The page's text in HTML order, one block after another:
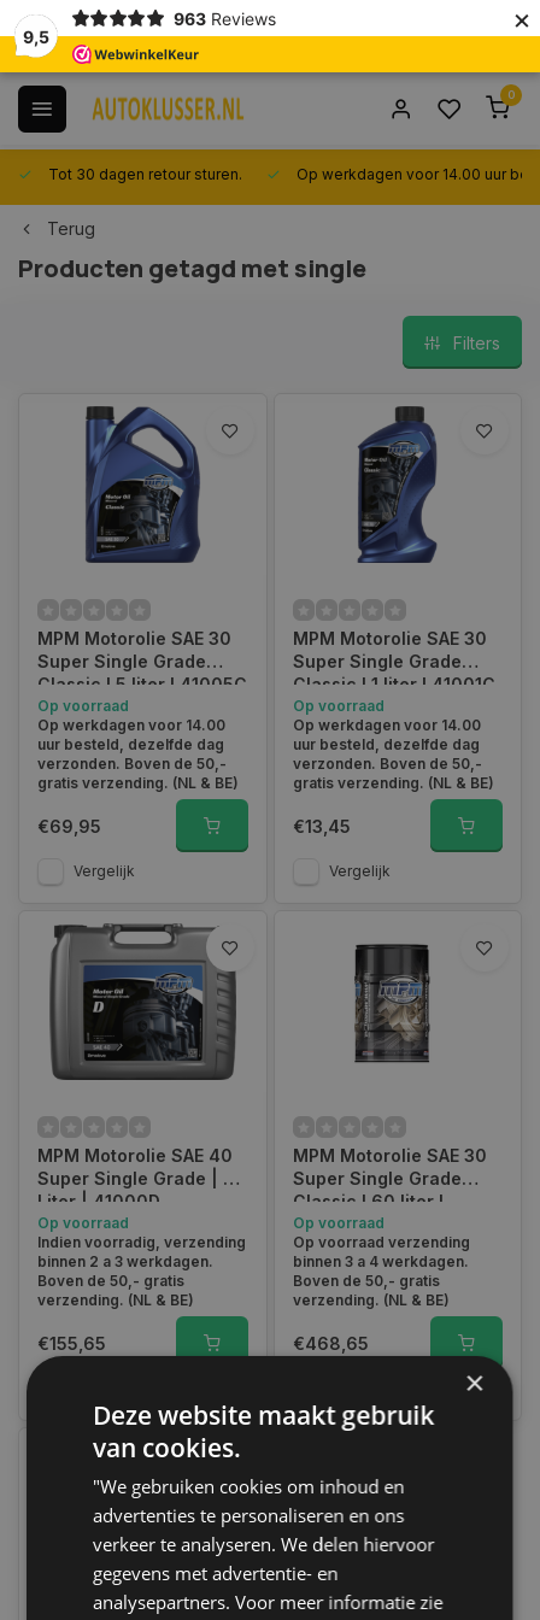
9,5
963 Reviews ×
0
Tot 30 dagen retour sturen. Op werkdagen voor 14.00 uur
Terug
Producten getagd met single
Filters
MPM Motorolie SAE 30
Super Single Grade
Classic l 5 liter l 41005C
Op voorraad
Op werkdagen voor 14.00
uur besteld, dezelfde dag
verzonden. Boven de 50,-
gratis verzending. (NL & BE)
€69,95
Vergelijk
MPM Motorolie SAE 30
Super Single Grade
Classic l 1 liter l 41001C
Op voorraad
Op werkdagen voor 14.00
uur besteld, dezelfde dag
verzonden. Boven de 50,-
gratis verzending. (NL & BE)
€13,45
Vergelijk
MPM Motorolie SAE 40
Super Single Grade | 20
Liter | 41000D
Op voorraad
Indien voorradig, verzending
binnen 2 a 3 werkdagen.
Boven de 50,- gratis
verzending. (NL & BE)
€155,65
MPM Motorolie SAE 30
Super Single Grade
Classic l 60 liter l
41060C
Op voorraad
Op voorraad verzending
binnen 3 a 4 werkdagen.
Boven de 50,- gratis
verzending. (NL & BE)
€468,65
×
Deze website maakt gebruik
van cookies.
"We gebruiken cookies om inhoud en
advertenties te personaliseren en ons
verkeer te analyseren. We delen hiervoor
gegevens met advertentie- en
analysepartners. Voor meer informatie zie